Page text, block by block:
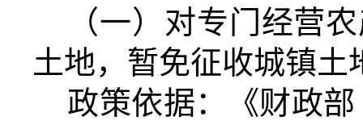
（一）对专门经营
土地，暂免征收城镇土
政策依据：《财政